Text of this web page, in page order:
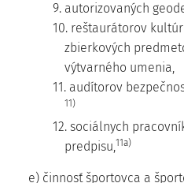
9. autorizovaných
10. reštaurátorov
zbierkových
výtvarného umenia,
11. audítorov
11)
12. sociálnych
predpisu,11a)
e) činnosť športovca a